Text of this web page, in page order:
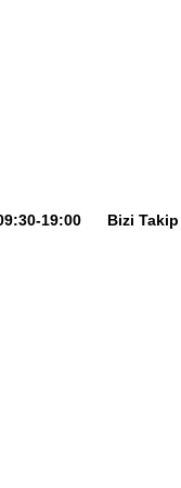
19:00 Bizi Takip